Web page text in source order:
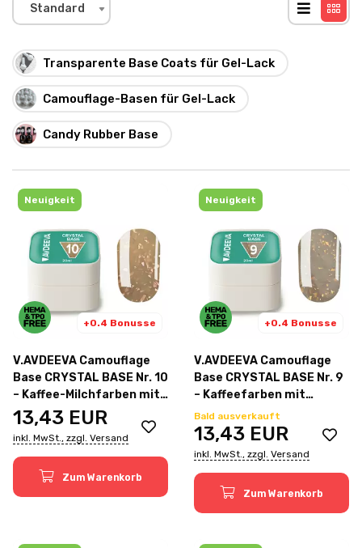
Standard
Transparente Base Coats für Gel-Lack
Camouflage-Basen für Gel-Lack
Candy Rubber Base
Neuigkeit
+0.4 Bonusse
V.AVDEEVA Camouflage
Base CRYSTAL BASE Nr. 10
– Kaffee-Milchfarben mit
goldener Blattfolie, 20 ml
13,43 EUR
inkl. MwSt., zzgl. Versand
Zum Warenkorb
Neuigkeit
+0.4 Bonusse
V.AVDEEVA Camouflage
Base CRYSTAL BASE Nr. 9
– Kaffeefarben mit
goldener Blattfolie, 20 ml
Bald ausverkauft
13,43 EUR
inkl. MwSt., zzgl. Versand
Zum Warenkorb